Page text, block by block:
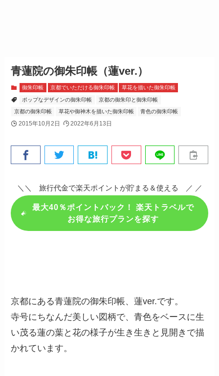
青蓮院の御朱印帳（蓮ver.）
御朱印帳 京都でいただける御朱印帳 草花を描いた御朱印帳
ポップなデザインの御朱印帳 京都の御朱印と御朱印帳
京都の御朱印帳 草花や御神木を描いた御朱印帳 青色の御朱印帳
2015年10月2日 2022年6月13日
＼＼ 旅行代金で楽天ポイントが貯まる＆使える ／ ／
最大40％ポイントバック！ 楽天トラベルで
お得な旅行プランを探す
京都にある青蓮院の御朱印帳、蓮ver.です。
寺号にちなんだ美しい図柄で、青色をベースに生
い茂る蓮の葉と花の様子が生き生きと見開きで描
かれています。